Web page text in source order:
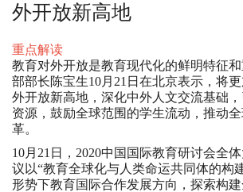
外开放新高地
重点解读
教育对外开放是教育现代化的鲜明特征
部部长陈宝生10月21日在北京表示，将
外开放新高地，深化中外人文交流基础
资源，鼓励全球范围的学生流动，推动
革。
10月21日，2020中国国际教育研讨会全
议以“教育全球化与人类命运共同体的构
形势下教育国际合作发展方向，探索构